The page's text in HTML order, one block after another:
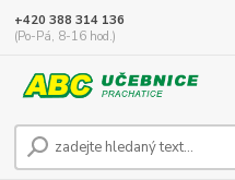
+420 388 314 136
(Po-Pá, 8-16 hod.)